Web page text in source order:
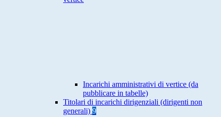
Incarichi amministrativi di vertice (da
pubblicare in tabelle)
Titolari di incarichi dirigenziali (dirigenti non
generali) 9